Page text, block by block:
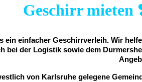
Geschirr mieten
ein einfacher Geschirrverleih. Wir
bei der Logistik sowie dem
von Karlsruhe gelegene